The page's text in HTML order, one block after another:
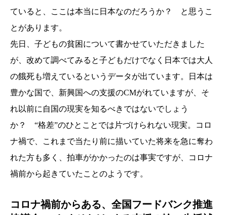
ていると、ここは本当に日本なのだろうか？ と思うこ
とがあります。
先日、子どもの貧困について書かせていただきました
が、改めて調べてみると子どもだけでなく日本では大人
の餓死も増えているというデータが出ています。日本は
豊かな国で、新興国への支援のCMがれていますが、そ
れ以前に自国の現実を知るべきではないでしょう
か？ “格差”のひとことでは片づけられない現実。コロ
ナ禍で、これまで当たり前に描いていた将来を急に奪わ
れた方も多く、拍車がかかったのは事実ですが、コロナ
禍前から起きていたことのようです。
コロナ禍前からある、全国フードバンク推進